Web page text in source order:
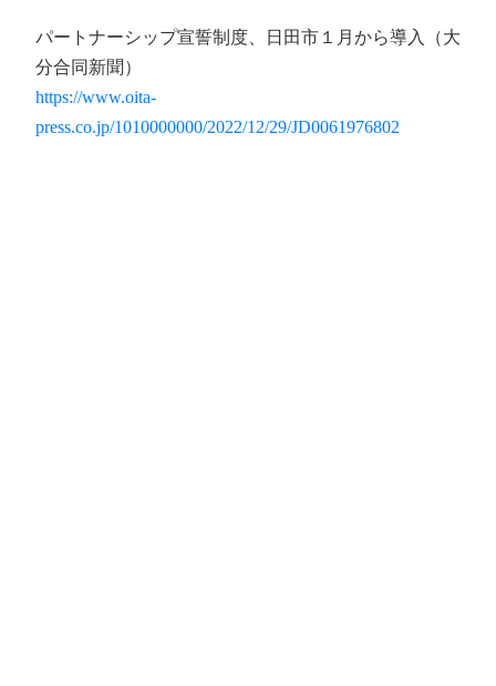
パートナーシップ宣誓制度、日田市１月から導入（大
分合同新聞）
https://www.oita-
press.co.jp/1010000000/2022/12/29/JD0061976802